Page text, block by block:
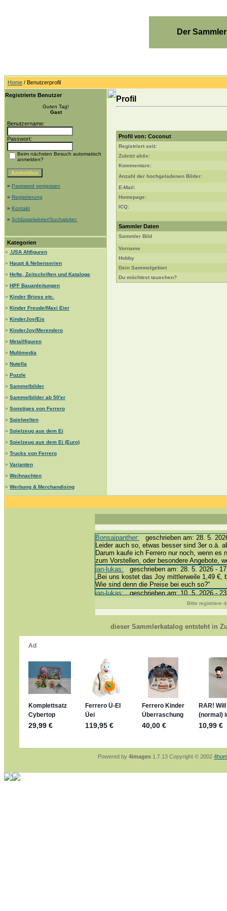
Der
Home / Benutzerprofil
Registrierte Benutzer
Guten Tag!
Gast
Benutzername:
Passwort:
Beim nächsten Besuch automatisch
anmelden?
» Password vergessen
» Registrierung
» Kontakt
» Schlüsselwörter/Suchwörter:
Kategorien
»
.USA Altfiguren
» Haupt & Nebenserien
» Hefte, Zeitschriften und Kataloge
» HPF Bauanleitungen
» Kinder Brioss etc.
» Kinder Freude/Maxi Eier
» KinderJoy/Eis
» KinderJoy/Merendero
» Metallfiguren
» Multimedia
» Nutella
» Puzzle
» Sammelbilder
» Sammelbilder ab 50'er
» Sonstiges von Ferrero
» Spielwelten
» Spielzeug aus dem Ei
» Spielzeug aus dem Ei (Euro)
» Trucks von Ferrero
» Varianten
» Weihnachten
» Werbung & Merchandising
Profil
Profil von: Coconut
Registriert seit:
Zuletzt aktiv:
Kommentare:
Anzahl der hochgeladenen Bilder:
E-Mail:
Homepage:
ICQ:
Sammler Daten
Sammler Bild
Vorname
Hobby
Dein Sammelgebiet
Du möchtest tauschen?
Bonsaipanther: geschrieben am: 28. 5.
Leider auch so, etwas besser sind 3er o.ä.
Darum kaufe ich Ferrero nur noch, wenn es
zum Vorstellen, oder besondere Angebote,
jan-lukas: geschrieben am: 28. 5. 2026 -
„Bei uns kostet das Joy mittlerweile 1,49 €,
Wie sind denn die Preise bei euch so?“
jan-lukas:geschrieben am: 10. 5. 2026 -
Bonsaipanther:geschrieben am: 10. 5.
@ Harald
https://www.ue-ei-portal-
Dein Enkel sollte zur Strafe die nächsten 3
Für die Figuren VC307, 310, 318 und 326
mein Enkel hat die leider weggeworfen
jan-lukas:
geschrieben am: 29. 4. 2026 -
https://www.ferrero-
sammelspass.de/einladung/
jan-lukas:
geschrieben am: 28. 4. 2026 -
stimmt, jetzt fällt es mir auch ein
geschrieben am: 28. 4.
So habe ich das in Erinnerung ... oder?
jan-lukas:geschrieben am: 28. 4. 2026 -
Bitte registriere
dieser Sammlerkatalog entsteht in
Powered by 4images 1.7.13 Copyright © 2002